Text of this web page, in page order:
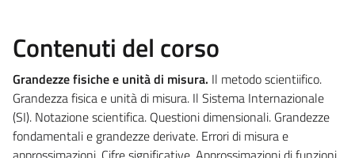
Contenuti del corso
Grandezze fisiche e unità di misura. Il metodo scientiifico.
Grandezza fisica e unità di misura. Il Sistema Internazionale
(SI). Notazione scientifica. Questioni dimensionali. Grandezze
fondamentali e grandezze derivate. Errori di misura e